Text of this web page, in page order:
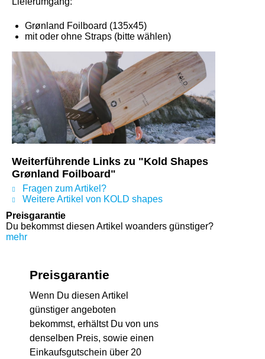
Grønland Foilboard (135x45)
mit oder ohne Straps (bitte wählen)
Weiterführende Links zu "Kold Shapes
Grønland Foilboard"
Fragen zum Artikel?
Weitere Artikel von KOLD shapes
Preisgarantie
Du bekommst diesen Artikel woanders günstiger?
mehr
Preisgarantie
Wenn Du diesen Artikel
günstiger angeboten
bekommst, erhältst Du von uns
denselben Preis, sowie einen
Einkaufsgutschein über 20